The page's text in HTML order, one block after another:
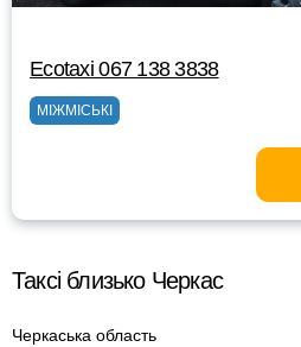
Ecotaxi 067 138 3838
МІЖМІСЬКІ
Таксі близько Черкас
Черкаська область